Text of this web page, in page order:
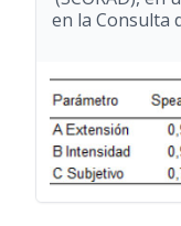
en la Consulta